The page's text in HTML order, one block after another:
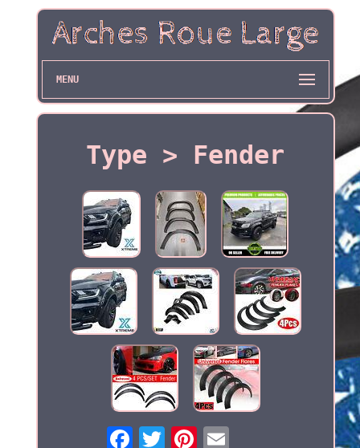
MENU
Type > Fender